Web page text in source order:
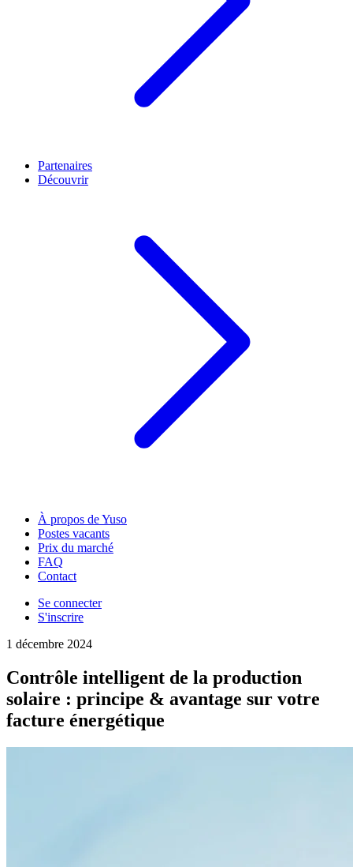
Partenaires
Découvrir
À propos de Yuso
Postes vacants
Prix du marché
FAQ
Contact
Se connecter
S'inscrire
1 décembre 2024
Contrôle intelligent de la production
solaire : principe & avantage sur votre
facture énergétique